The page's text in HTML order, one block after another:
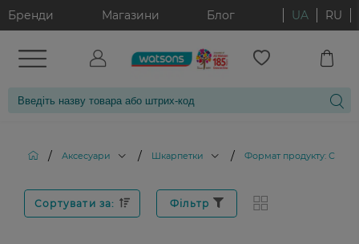
Бренди Магазини Блог UA RU
/ Аксесуари / Шкарпетки / Формат продукту: Слідки
Сортувати за: Фільтр